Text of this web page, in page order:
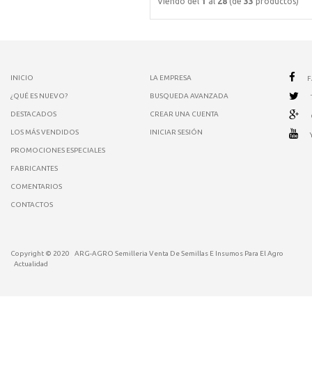
INICIO
¿QUÉ ES NUEVO?
DESTACADOS
LOS MÁS VENDIDOS
PROMOCIONES ESPECIALES
FABRICANTES
COMENTARIOS
CONTACTOS
LA EMPRESA
BUSQUEDA AVANZADA
CREAR UNA CUENTA
INICIAR SESIÓN
Copyright © 2020
ARG-AGRO Semilleria Venta De Semillas E Insumos Para El Agro
Actualidad